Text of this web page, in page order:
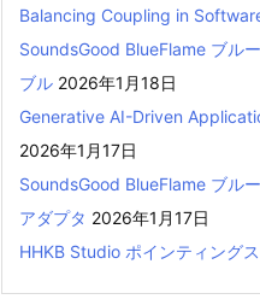
Balancing Coupling in
SoundsGood BlueFlame ブル
ブル 2026年1月18日
Generative AI-Driven
2026年1月17日
SoundsGood BlueFlame ブル
アダプタ 2026年1月17日
HHKB Studio ポインティング